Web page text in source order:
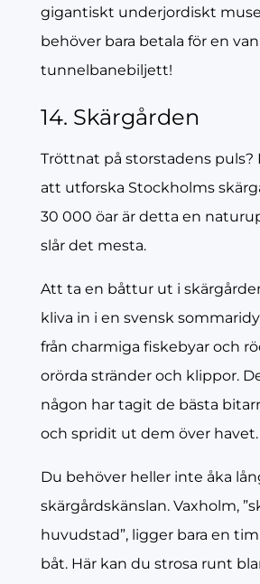
gigantiskt underjordiskt
behöver bara betala för en
tunnelbanebiljett!
14. Skärgården
Tröttnat på storstadens puls?
att utforska Stockholms
30 000 öar är detta en
slår det mesta.
Att ta en båttur ut i
kliva in i en svensk
från charmiga fiskebyar och
orörda stränder och klippor.
någon har tagit de bästa
och spridit ut dem över havet.
Du behöver heller inte åka
skärgårdskänslan. Vaxholm,
huvudstad”, ligger bara en
båt. Här kan du strosa runt